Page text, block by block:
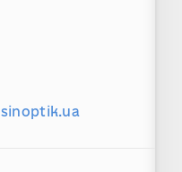
sinoptik.ua